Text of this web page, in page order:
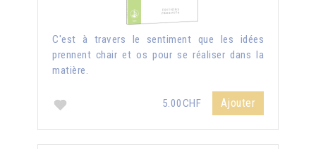
C'est à travers le sentiment que les idées
prennent chair et os pour se réaliser dans la
matière.
5.00CHF Ajouter